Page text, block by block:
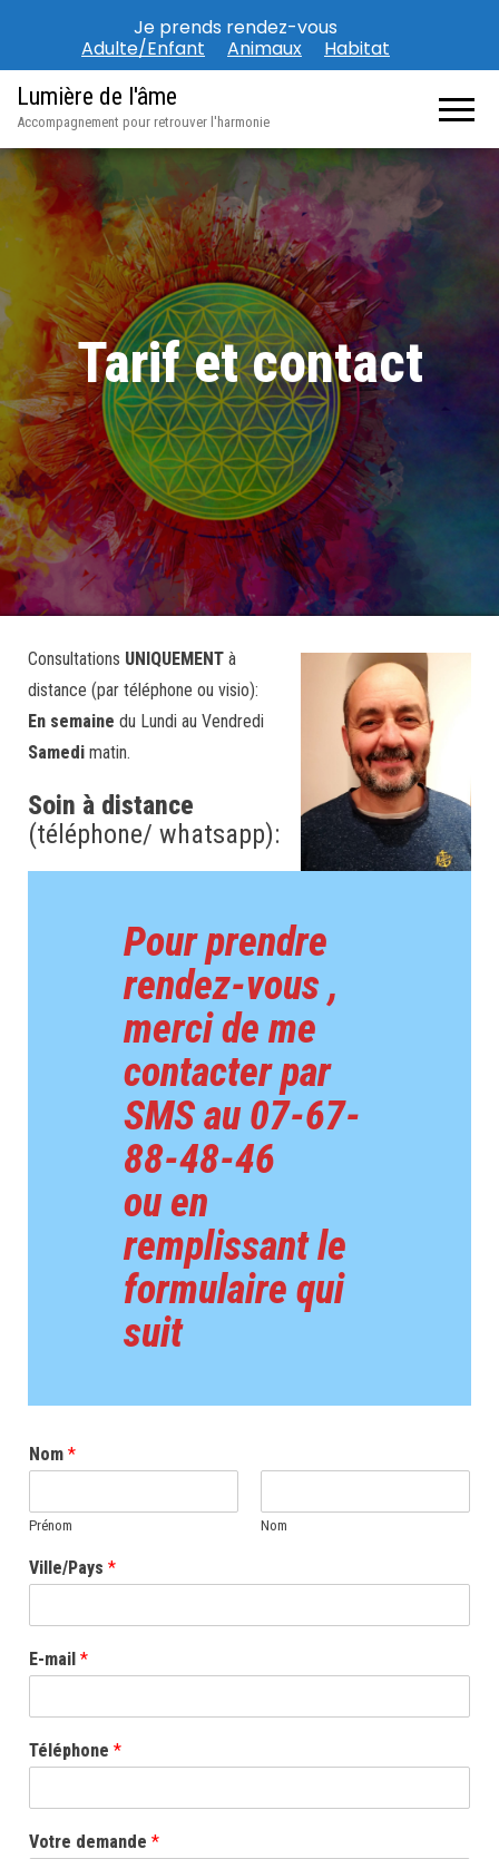
Lumière de l'âme
Accompagnement pour retrouver l'harmonie
Tarif et contact
Consultations UNIQUEMENT à
distance (par téléphone ou visio):
En semaine du Lundi au Vendredi
Samedi matin.
Soin à distance
(téléphone/ whatsapp):
Pour prendre
rendez-vous ,
merci de me
contacter par
SMS au 07-67-
88-48-46
ou en
remplissant le
formulaire qui
suit
Nom *
Prénom Nom
Ville/Pays *
E-mail *
Téléphone *
Votre demande *
Je prends rendez-vous
Adulte/Enfant
Animaux Habitat